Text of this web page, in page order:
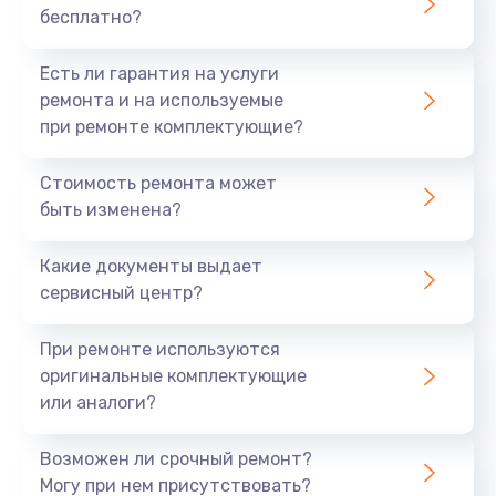
Заказать
Не заряжается
Восстановление после попадания влаги
Заказать
бесплатно?
Есть ли гарантия на услуги
ремонта и на используемые
при ремонте комплектующие?
Стоимость ремонта может
быть изменена?
Какие документы выдает
сервисный центр?
При ремонте используются
оригинальные комплектующие
или аналоги?
Возможен ли срочный ремонт?
Могу при нем присутствовать?